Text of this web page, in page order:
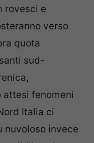
rovesci e
verso
quota
sud-
attesi fenomeni
Italia ci
nuvoloso invece